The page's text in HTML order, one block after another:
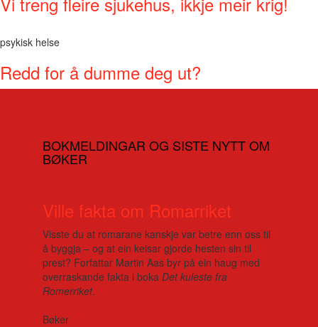
psykisk helse
Redd for å dumme deg ut?
BOKMELDINGAR OG SISTE NYTT OM
BØKER
Ville fakta om Romarriket
Visste du at romarane kanskje var betre enn oss til
å byggja – og at ein keisar gjorde hesten sin til
prest? Forfattar Martin Aas byr på ein haug med
overraskande fakta i boka Det kuleste fra
Romerriket.
Bøker